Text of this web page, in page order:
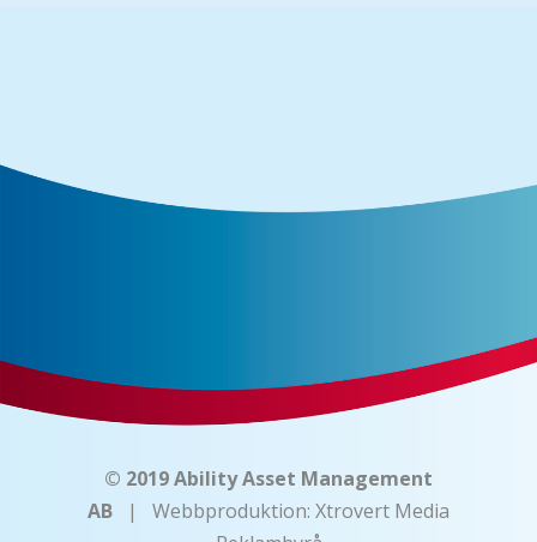
© 2019 Ability Asset Management
AB | Webbproduktion: Xtrovert Media